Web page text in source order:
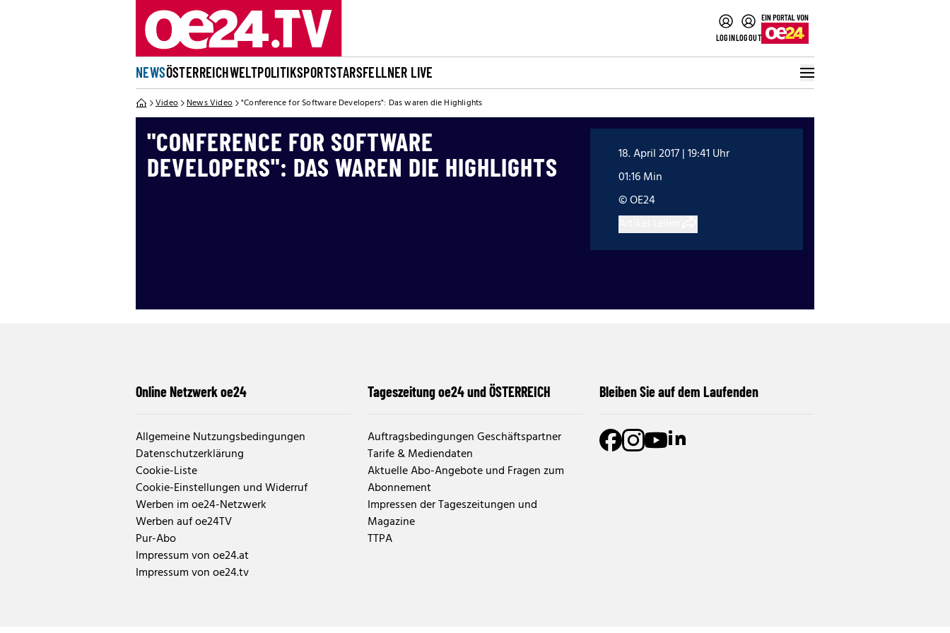
LOGINLOGOUT
NEWSÖSTERREICHWELTPOLITIKSPORTSTARSFELLNER LIVE
Video News Video "Conference for Software Developers": Das waren die Highlights
"CONFERENCE FOR SOFTWARE
DEVELOPERS": DAS WAREN DIE HIGHLIGHTS
18. April 2017 | 19:41 Uhr
01:16 Min
© OE24
Online Netzwerk oe24
Allgemeine Nutzungsbedingungen
Datenschutzerklärung
Cookie-Liste
Cookie-Einstellungen und Widerruf
Werben im oe24-Netzwerk
Werben auf oe24TV
Pur-Abo
Impressum von oe24.at
Impressum von oe24.tv
Tageszeitung oe24 und ÖSTERREICH
Auftragsbedingungen Geschäftspartner
Tarife & Mediendaten
Aktuelle Abo-Angebote und Fragen zum
Abonnement
Impressen der Tageszeitungen und
Magazine
TTPA
Bleiben Sie auf dem Laufenden